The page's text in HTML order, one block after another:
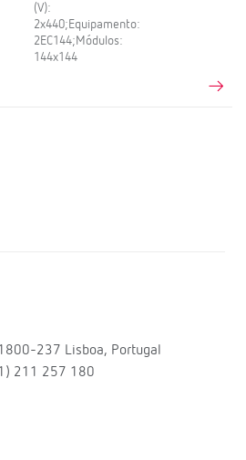
(V):
2x440;Equipamento:
2EC144;Módulos:
144x144
237 Lisboa, Portugal
211 257 180